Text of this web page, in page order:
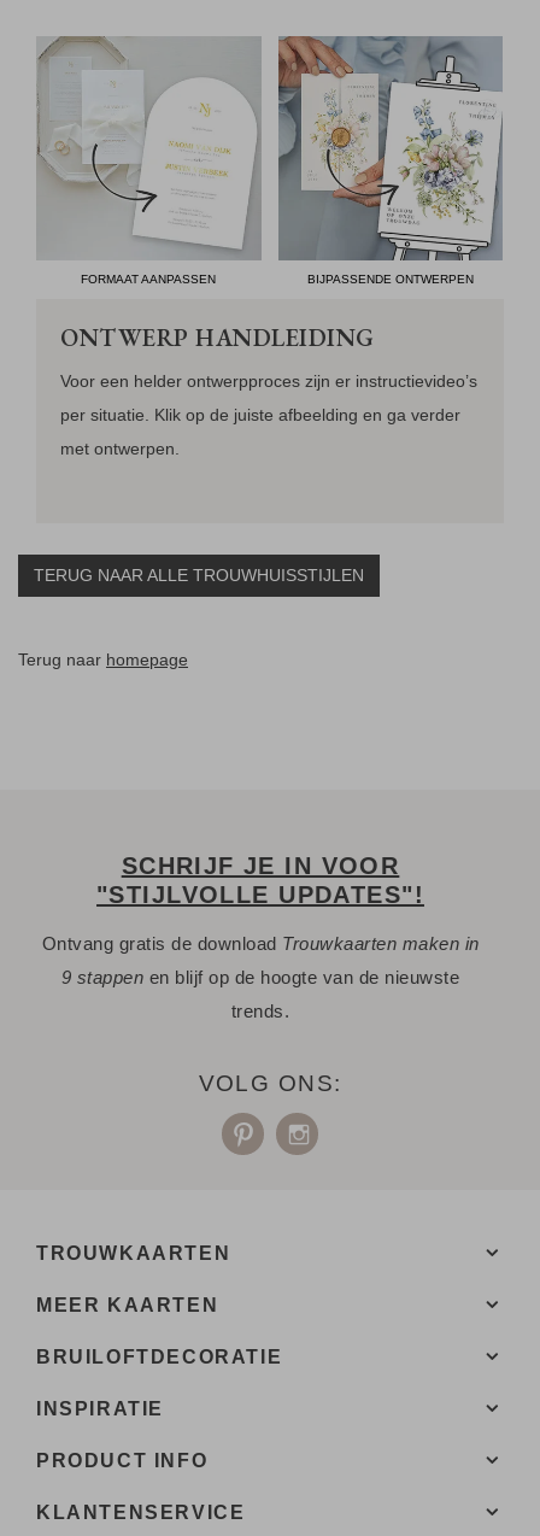
FORMAAT AANPASSEN BIJPASSENDE ONTWERPEN
ONTWERP HANDLEIDING
Voor een helder ontwerpproces zijn er instructievideo’s
per situatie. Klik op de juiste afbeelding en ga verder
met ontwerpen.
TERUG NAAR ALLE TROUWHUISSTIJLEN
Terug naar homepage
SCHRIJF JE IN VOOR
"STIJLVOLLE UPDATES"!
Ontvang gratis de download Trouwkaarten maken in
9 stappen en blijf op de hoogte van de nieuwste
trends.
VOLG ONS:
TROUWKAARTEN
MEER KAARTEN
BRUILOFTDECORATIE
INSPIRATIE
PRODUCT INFO
KLANTENSERVICE